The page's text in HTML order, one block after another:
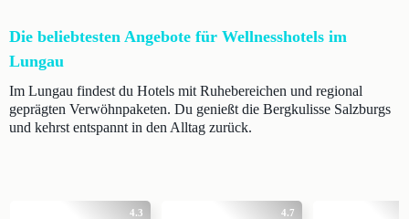
Die beliebtesten Angebote für Wellnesshotels im
Lungau
Im Lungau findest du Hotels mit Ruhebereichen und regional
geprägten Verwöhnpaketen. Du genießt die Bergkulisse Salzburgs
und kehrst entspannt in den Alltag zurück.
4.3 4.7